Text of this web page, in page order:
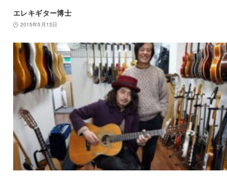
エレキギター博士
2015年5月13日